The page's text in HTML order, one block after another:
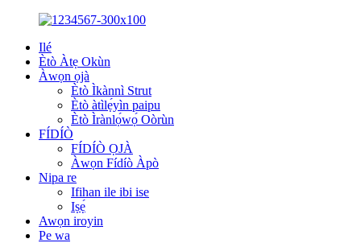
Ilé
Ètò Àtẹ Okùn
Àwọn ọjà
Ètò Ìkànnì Strut
Ètò àtìlẹ́yìn paipu
Ètò Ìrànlọ́wọ́ Oòrùn
FÍDÍÒ
FÍDÍÒ ỌJÀ
Àwọn Fídíò Àpò
Nipa re
Ifihan ile ibi ise
Iṣẹ́
Awọn iroyin
Pe wa